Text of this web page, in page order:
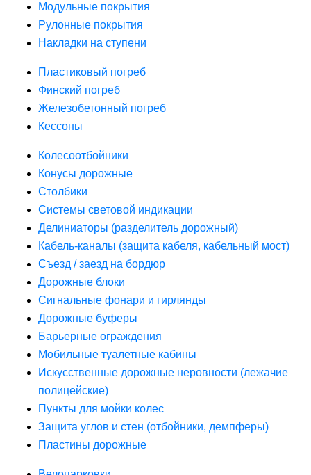
Модульные покрытия
Рулонные покрытия
Накладки на ступени
Пластиковый погреб
Финский погреб
Железобетонный погреб
Кессоны
Колесоотбойники
Конусы дорожные
Столбики
Системы световой индикации
Делиниаторы (разделитель дорожный)
Кабель-каналы (защита кабеля, кабельный мост)
Съезд / заезд на бордюр
Дорожные блоки
Сигнальные фонари и гирлянды
Дорожные буферы
Барьерные ограждения
Мобильные туалетные кабины
Искусственные дорожные неровности (лежачие
полицейские)
Пункты для мойки колес
Защита углов и стен (отбойники, демпферы)
Пластины дорожные